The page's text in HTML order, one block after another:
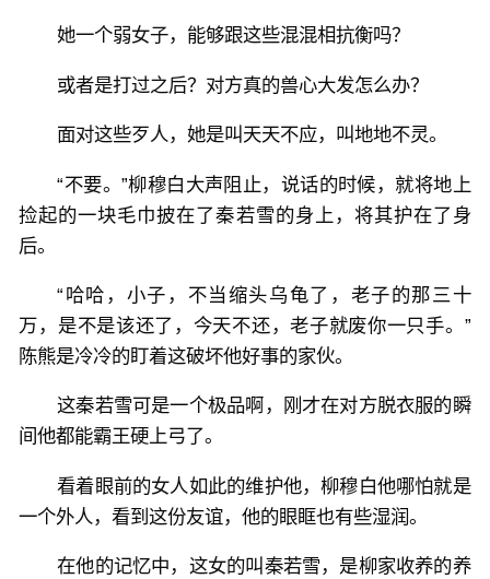
她一个弱女子，能够跟这些混混相抗衡吗？
或者是打过之后？对方真的兽心大发怎么办？
面对这些歹人，她是叫天天不应，叫地地不灵。
“不要。”柳穆白大声阻止，说话的时候，就将地上
捡起的一块毛巾披在了秦若雪的身上，将其护在了身
后。
“哈哈，小子，不当缩头乌龟了，老子的那三十
万，是不是该还了，今天不还，老子就废你一只手。”
陈熊是冷冷的盯着这破坏他好事的家伙。
这秦若雪可是一个极品啊，刚才在对方脱衣服的瞬
间他都能霸王硬上弓了。
看着眼前的女人如此的维护他，柳穆白他哪怕就是
一个外人，看到这份友谊，他的眼眶也有些湿润。
在他的记忆中，这女的叫秦若雪，是柳家收养的养